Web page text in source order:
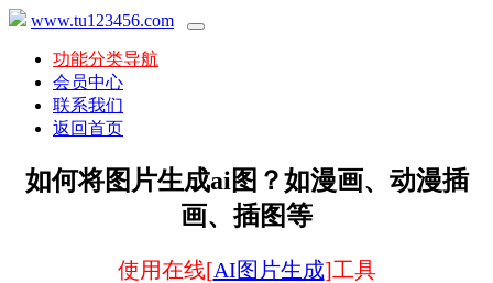
www.tu123456.com
功能分类导航
会员中心
联系我们
返回首页
如何将图片生成ai图？如漫画、动漫插
画、插图等
使用在线[AI图片生成]工具